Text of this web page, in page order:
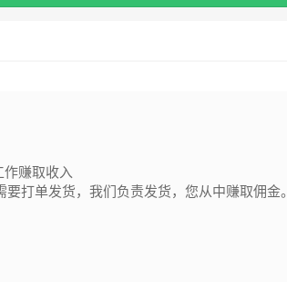
赚取收入
打单发货，我们负责发货，您从中赚取佣金。